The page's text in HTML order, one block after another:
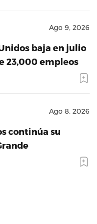
Ago 9, 2026
baja en julio
23,000 empleos
Ago 8, 2026
continúa su